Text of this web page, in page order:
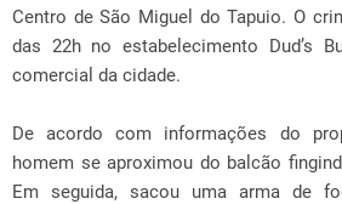
Centro de São Miguel do Tapuio. O
das 22h no estabelecimento Dud’s
comercial da cidade.
De acordo com informações do
homem se aproximou do balcão
Em seguida, sacou uma arma de